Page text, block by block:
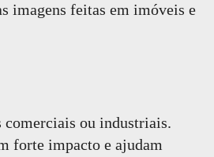
imagens feitas em imóveis e
comerciais ou industriais.
forte impacto e ajudam